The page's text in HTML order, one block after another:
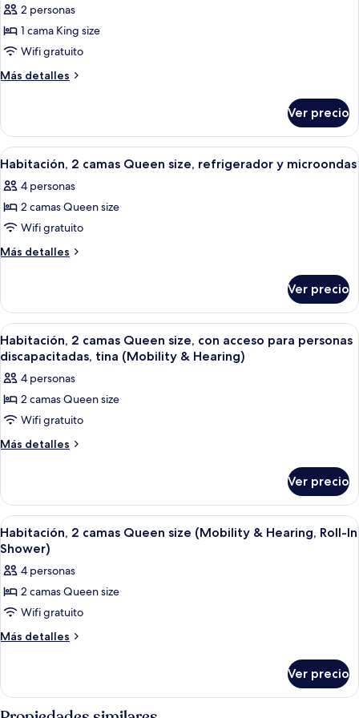
microondas
y
microondas
fotos
de
Habitación,
1
size,
con
acceso
para
personas
discapacitadas,
2 personas
1 cama King size
Wifi gratuito
Más detalles
Más
1
cama
King
con
acceso
personas
discapacitadas,
tina
Ver precio
Abrir
todas
las
fotos
de
Habitación,
Queen
size,
refrigerador
y
microondas
Habitación de hotel con dos camas,
6
Habitación, 2 camas Queen size, refrigerador y microondas
4 personas
2 camas Queen size
Wifi gratuito
Más detalles
Más
2
camas
Queen
size,
refrigerador
y
microondas
Ver precio
Abrir
todas
las
fotos
de
Habitación,
2
size,
con
acceso
para
personas
discapacitadas,
tina
&
Habitación de hotel con dos camas,
6
Habitación, 2 camas Queen size, con acceso para personas
discapacitadas, tina (Mobility & Hearing)
4 personas
2 camas Queen size
Wifi gratuito
Más detalles
Más
2
camas
Queen
size,
acceso
para
discapacitadas,
tina
(Mobility
Ver precio
Abrir
todas
las
fotos
de
Habitación,
2
size
(Mobility
Habitación de hotel con dos camas,
7
Habitación, 2 camas Queen size (Mobility & Hearing, Roll-In
Shower)
4 personas
2 camas Queen size
Wifi gratuito
Más detalles
Más
2
camas
Ver precio